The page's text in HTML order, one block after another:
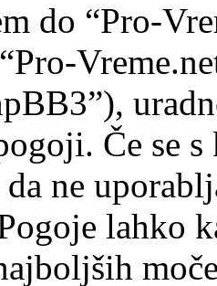
do “Pro-
Če se
ne
lahko